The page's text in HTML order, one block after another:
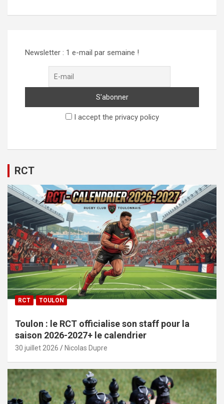
Newsletter : 1 e-mail par semaine !
I accept the privacy policy
RCT
RCT TOULON
Toulon : le RCT officialise son staff pour la
saison 2026-2027+ le calendrier
30 juillet 2026 Nicolas Dupre